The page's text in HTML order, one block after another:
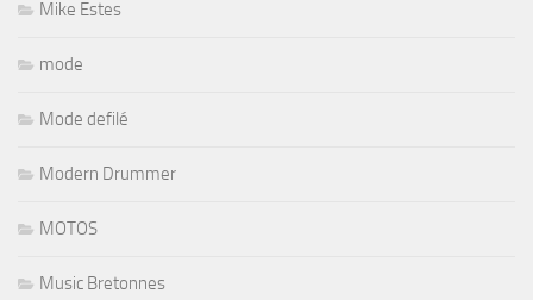
Mike Estes
mode
Mode defilé
Modern Drummer
MOTOS
Music Bretonnes